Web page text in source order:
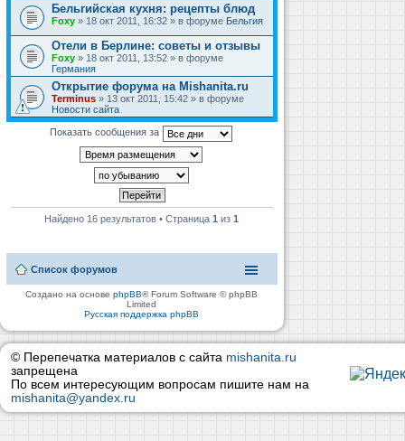
Бельгийская кухня: рецепты блюд
Foxy » 18 окт 2011, 16:32 » в форуме Бельгия
Отели в Берлине: советы и отзывы
Foxy » 18 окт 2011, 13:52 » в форуме
Германия
Открытие форума на Mishanita.ru
Terminus » 13 окт 2011, 15:42 » в форуме
Новости сайта
Показать сообщения за
Найдено 16 результатов • Страница1 из1
Список форумов
Создано на основеphpBB® Forum Software © phpBB
Limited
Русская поддержка phpBB
© Перепечатка материалов с сайта mishanita.ru
запрещена
По всем интересующим вопросам пишите нам на
mishanita@yandex.ru